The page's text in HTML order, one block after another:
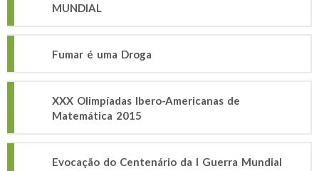
MUNDIAL
Fumar é uma Droga
XXX Olimpíadas Ibero-Americanas de
Matemática 2015
Evocação do Centenário da I Guerra Mundial